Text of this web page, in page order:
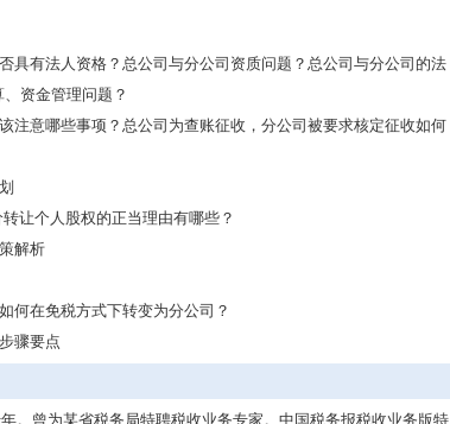
具有法人资格？总公司与分公司资质问题？总公司与分公司的法
资金管理问题？
注意哪些事项？总公司为查账征收，分公司被要求核定征收如何
让个人股权的正当理由有哪些？
解析
何在免税方式下转变为分公司？
骤要点
。曾为某省税务局特聘税收业务专家。中国税务报税收业务版特